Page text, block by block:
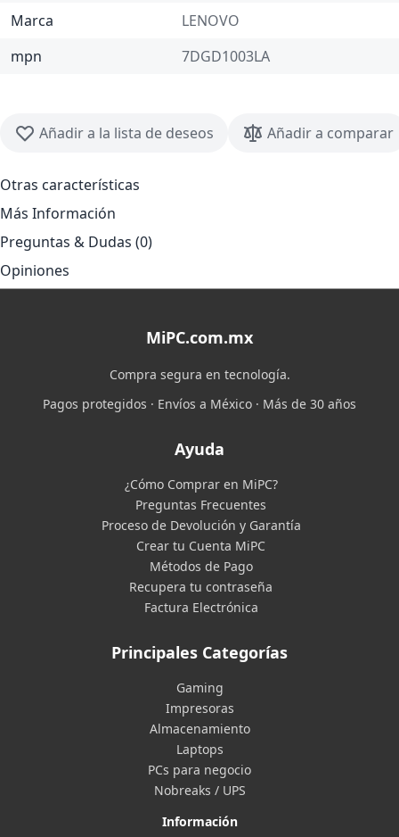
Marca
LENOVO
mpn
7DGD1003LA
Añadir a la lista de deseos Añadir a comparar
Otras características
Más Información
Preguntas & Dudas (0)
Opiniones
MiPC.com.mx
Compra segura en tecnología.
Pagos protegidos · Envíos a México · Más de 30 años
Ayuda
¿Cómo Comprar en MiPC?
Preguntas Frecuentes
Proceso de Devolución y Garantía
Crear tu Cuenta MiPC
Métodos de Pago
Recupera tu contraseña
Factura Electrónica
Principales Categorías
Gaming
Impresoras
Almacenamiento
Laptops
PCs para negocio
Nobreaks / UPS
Información